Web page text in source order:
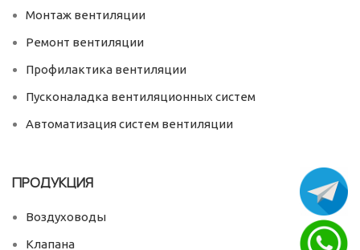
Монтаж вентиляции
Ремонт вентиляции
Профилактика вентиляции
Пусконаладка вентиляционных систем
Автоматизация систем вентиляции
ПРОДУКЦИЯ
Воздуховоды
Клапана